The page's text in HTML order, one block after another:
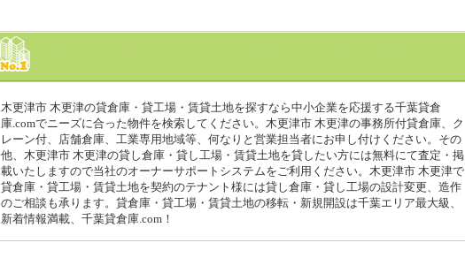
木更津市 木更津の貸倉庫・貸工場・賃貸土地を探すなら中小企業を応援する千葉貸倉
庫.comでニーズに合った物件を検索してください。木更津市 木更津の事務所付貸倉庫、ク
レーン付、店舗倉庫、工業専用地域等、何なりと営業担当者にお申し付けください。その
他、木更津市 木更津の貸し倉庫・貸し工場・賃貸土地を貸したい方には無料にて査定・掲
載いたしますので当社のオーナーサポートシステムをご利用ください。木更津市 木更津で
貸倉庫・貸工場・賃貸土地を契約のテナント様には貸し倉庫・貸し工場の設計変更、造作
のご相談も承ります。貸倉庫・貸工場・賃貸土地の移転・新規開設は千葉エリア最大級、
新着情報満載、千葉貸倉庫.com！